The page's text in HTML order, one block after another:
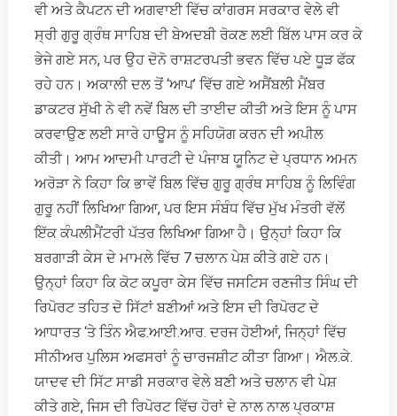
ਵੀ ਅਤੇ ਕੈਪਟਨ ਦੀ ਅਗਵਾਈ ਵਿੱਚ ਕਾਂਗਰਸ ਸਰਕਾਰ ਵੇਲੇ ਵੀ
ਸ੍ਰੀ ਗੁਰੂ ਗ੍ਰੰਥ ਸਾਹਿਬ ਦੀ ਬੇਅਦਬੀ ਰੋਕਣ ਲਈ ਬਿੱਲ ਪਾਸ ਕਰ ਕੇ
ਭੇਜੇ ਗਏ ਸਨ, ਪਰ ਉਹ ਦੋਨੋ ਰਾਸ਼ਟਰਪਤੀ ਭਵਨ ਵਿੱਚ ਪਏ ਧੂੜ ਫੱਕ
ਰਹੇ ਹਨ। ਅਕਾਲੀ ਦਲ ਤੋਂ ‘ਆਪ’ ਵਿੱਚ ਗਏ ਅਸੈਂਬਲੀ ਮੈਂਬਰ
ਡਾਕਟਰ ਸੁੱਖੀ ਨੇ ਵੀ ਨਵੇਂ ਬਿਲ ਦੀ ਤਾਈਦ ਕੀਤੀ ਅਤੇ ਇਸ ਨੂੰ ਪਾਸ
ਕਰਵਾਉਣ ਲਈ ਸਾਰੇ ਹਾਊਸ ਨੂੰ ਸਹਿਯੋਗ ਕਰਨ ਦੀ ਅਪੀਲ
ਕੀਤੀ। ਆਮ ਆਦਮੀ ਪਾਰਟੀ ਦੇ ਪੰਜਾਬ ਯੂਨਿਟ ਦੇ ਪ੍ਰਧਾਨ ਅਮਨ
ਅਰੋੜਾ ਨੇ ਕਿਹਾ ਕਿ ਭਾਵੇਂ ਬਿਲ ਵਿੱਚ ਗੁਰੂ ਗ੍ਰੰਥ ਸਾਹਿਬ ਨੂੰ ਲਿਵਿੰਗ
ਗੁਰੂ ਨਹੀਂ ਲਿਖਿਆ ਗਿਆ, ਪਰ ਇਸ ਸੰਬੰਧ ਵਿੱਚ ਮੁੱਖ ਮੰਤਰੀ ਵੱਲੋਂ
ਇੱਕ ਕੰਪਲੀਮੈਂਟਰੀ ਪੱਤਰ ਲਿਖਿਆ ਗਿਆ ਹੈ। ਉਨ੍ਹਾਂ ਕਿਹਾ ਕਿ
ਬਰਗਾੜੀ ਕੇਸ ਦੇ ਮਾਮਲੇ ਵਿੱਚ 7 ਚਲਾਨ ਪੇਸ਼ ਕੀਤੇ ਗਏ ਹਨ।
ਉਨ੍ਹਾਂ ਕਿਹਾ ਕਿ ਕੋਟ ਕਪੂਰਾ ਕੇਸ ਵਿੱਚ ਜਸਟਿਸ ਰਣਜੀਤ ਸਿੰਘ ਦੀ
ਰਿਪੋਰਟ ਤਹਿਤ ਦੋ ਸਿੱਟਾਂ ਬਣੀਆਂ ਅਤੇ ਇਸ ਦੀ ਰਿਪੋਰਟ ਦੇ
ਆਧਾਰਤ ‘ਤੇ ਤਿੰਨ ਐਫ.ਆਈ.ਆਰ. ਦਰਜ ਹੋਈਆਂ, ਜਿਨ੍ਹਾਂ ਵਿੱਚ
ਸੀਨੀਅਰ ਪੁਲਿਸ ਅਫਸਰਾਂ ਨੂੰ ਚਾਰਜਸ਼ੀਟ ਕੀਤਾ ਗਿਆ। ਐਲ.ਕੇ.
ਯਾਦਵ ਦੀ ਸਿੱਟ ਸਾਡੀ ਸਰਕਾਰ ਵੇਲੇ ਬਣੀ ਅਤੇ ਚਲਾਨ ਵੀ ਪੇਸ਼
ਕੀਤੇ ਗਏ, ਜਿਸ ਦੀ ਰਿਪੋਰਟ ਵਿੱਚ ਹੋਰਾਂ ਦੇ ਨਾਲ ਨਾਲ ਪ੍ਰਕਾਸ਼